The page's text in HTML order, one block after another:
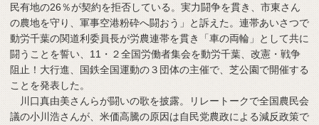
民有地の26％が契約を拒否している。実力闘争を貫き、市東さん
の農地を守り、軍事空港粉砕へ闘おう」と訴えた。連帯あいさつで
動労千葉の関道利委員長が労農連帯を貫き「車の両輪」として共に
闘うことを誓い、11・２全国労働者集会を動労千葉、改憲・戦争
阻止！大行進、国鉄全国運動の３団体の主催で、芝公園で開催する
ことを発表した。
川口真由美さんらが闘いの歌を披露。リレートークで全国農民会
議の小川浩さんが、米価高騰の原因は自民党農政による減反政策で